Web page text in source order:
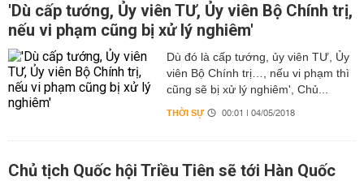
'Dù cấp tướng, Ủy viên TƯ, Ủy viên Bộ Chính trị,
nếu vi phạm cũng bị xử lý nghiêm'
Dù đó là cấp tướng, ủy viên TƯ, Ủy
viên Bộ Chính trị…, nếu vi phạm thì
cũng sẽ bị xử lý nghiêm', Chủ...
THỜI SỰ 00:01 | 04/05/2018
Chủ tịch Quốc hội Triều Tiên sẽ tới Hàn Quốc